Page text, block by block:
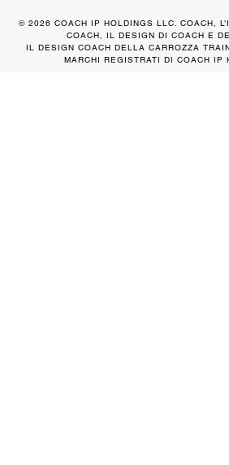
© 2026 COACH IP HOLDINGS LLC. COACH,
COACH, IL DESIGN DI COACH E
IL DESIGN COACH DELLA CARROZZA
MARCHI REGISTRATI DI COACH IP